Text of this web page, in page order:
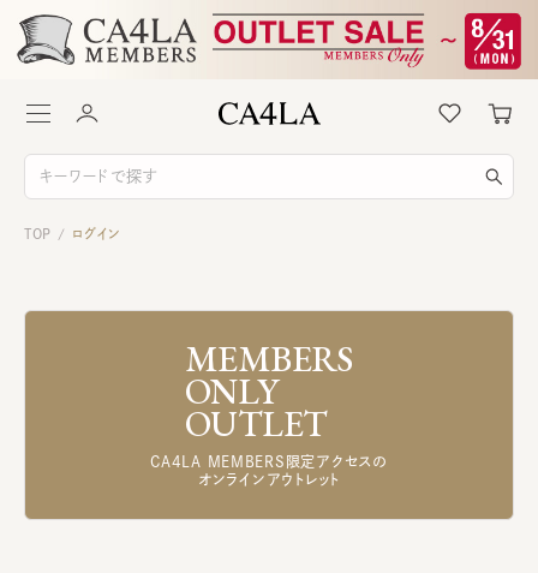
TOP / ログイン
MEMBERS
ONLY
OUTLET
CA4LA MEMBERS限定アクセスの
オンラインアウトレット